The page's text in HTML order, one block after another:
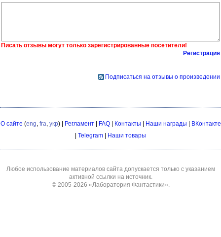
Писать отзывы могут только зарегистрированные посетители!
Регистрация
Подписаться на отзывы о произведении
О сайте (eng, fra, укр) | Регламент| FAQ| Контакты Наши награды
ВКонтакте
Telegram Наши товары
Любое использование материалов сайта допускается только с указанием
активной ссылки на источник.
© 2005-2026 «Лаборатория Фантастики».